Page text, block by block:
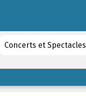
Concerts et Spectacles